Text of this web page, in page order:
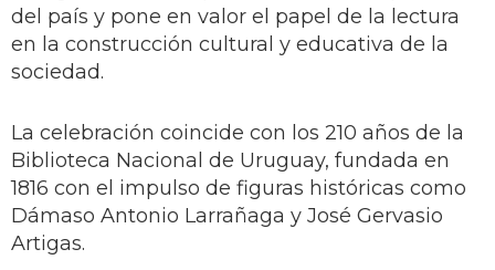
del país y pone en valor el papel de la lectura
en la construcción cultural y educativa de la
sociedad.
La celebración coincide con los 210 años de la
Biblioteca Nacional de Uruguay, fundada en
1816 con el impulso de figuras históricas como
Dámaso Antonio Larrañaga y José Gervasio
Artigas.